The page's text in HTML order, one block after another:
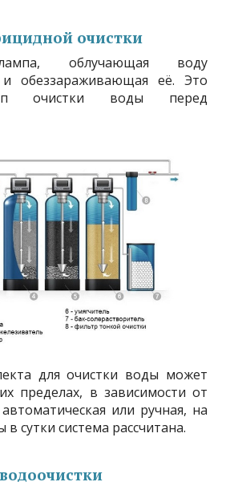
очистки
облучающая воду
и обеззараживающая её. Это
очистки воды перед
для очистки воды может
пределах, в зависимости от
или ручная, на
сутки система рассчитана.